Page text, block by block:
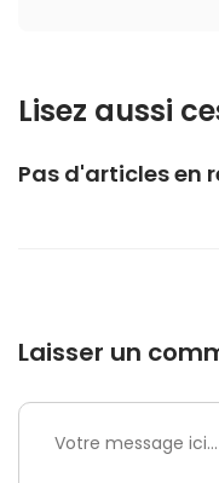
Lisez aussi
Pas d'articles en
Laisser un